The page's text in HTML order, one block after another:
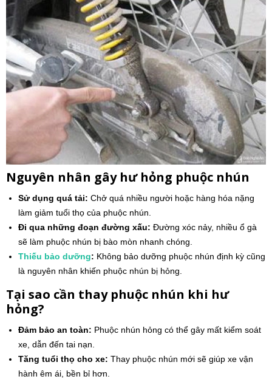
Nguyên nhân gây hư hỏng phuộc nhún
Sử dụng quá tải: Chở quá nhiều người hoặc hàng hóa nặng
làm giảm tuổi thọ của phuộc nhún.
Đi qua những đoạn đường xấu: Đường xóc nảy, nhiều ổ gà
sẽ làm phuộc nhún bị bào mòn nhanh chóng.
Thiếu bảo dưỡng: Không bảo dưỡng phuộc nhún định kỳ cũng
là nguyên nhân khiến phuộc nhún bị hỏng.
Tại sao cần thay phuộc nhún khi hư
hỏng?
Đảm bảo an toàn: Phuộc nhún hỏng có thể gây mất kiểm soát
xe, dẫn đến tai nạn.
Tăng tuổi thọ cho xe: Thay phuộc nhún mới sẽ giúp xe vận
hành êm ái, bền bỉ hơn.